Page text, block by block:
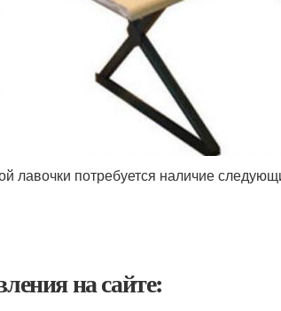
лавочки потребуется наличие
на сайте: